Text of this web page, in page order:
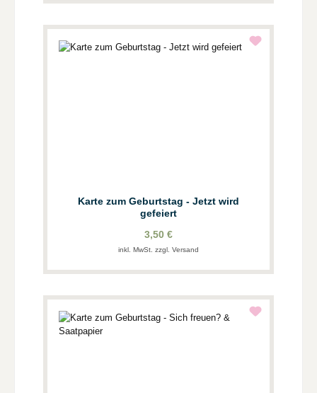
Karte zum Geburtstag - Jetzt wird
gefeiert
3,50 €
inkl. MwSt. zzgl. Versand